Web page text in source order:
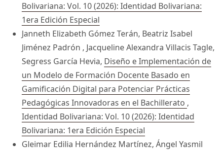
Bolivariana: Vol. 10 (2026): Identidad Bolivariana:
1era Edición Especial
Janneth Elizabeth Gómez Terán, Beatriz Isabel
Jiménez Padrón , Jacqueline Alexandra Villacis Tagle,
Segress García Hevia, Diseño e Implementación de
un Modelo de Formación Docente Basado en
Gamificación Digital para Potenciar Prácticas
Pedagógicas Innovadoras en el Bachillerato ,
Identidad Bolivariana: Vol. 10 (2026): Identidad
Bolivariana: 1era Edición Especial
Gleimar Edilia Hernández Martínez, Ángel Yasmil